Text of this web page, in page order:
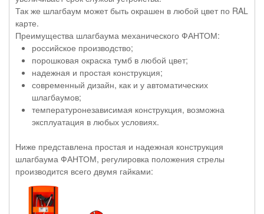
Так же шлагбаум может быть окрашен в любой цвет по RAL
карте.
Преимущества шлагбаума механического ФАНТОМ:
российское производство;
порошковая окраска тумб в любой цвет;
надежная и простая конструкция;
современный дизайн, как и у автоматических
шлагбаумов;
температуронезависимая конструкция, возможна
эксплуатация в любых условиях.
Ниже представлена простая и надежная конструкция
шлагбаума ФАНТОМ, регулировка положения стрелы
производится всего двумя гайками: